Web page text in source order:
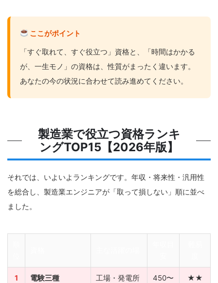
ここがポイント
「すぐ取れて、すぐ役立つ」資格と、「時間はかかる
が、一生モノ」の資格は、性質がまったく違います。
あなたの今の状況に合わせて読み進めてください。
製造業で役立つ資格ランキ
ングTOP15【2026年版】
それでは、いよいよランキングです。年収・将来性・汎用性
を総合し、製造業エンジニアが「取って損しない」順に並べ
ました。
1 電験三種
工場・発電所
450〜
★★